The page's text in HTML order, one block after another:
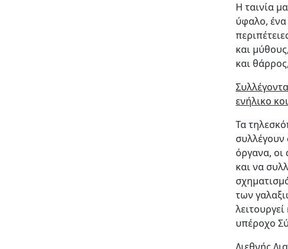
Η ταινία
ύφαλο,
και
και
ενήλικο
Τα
συλλέγουν
όργανα,
και να
των
υπέροχο